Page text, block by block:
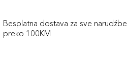
Besplatna dostava za sve narudźbe
preko 100KM